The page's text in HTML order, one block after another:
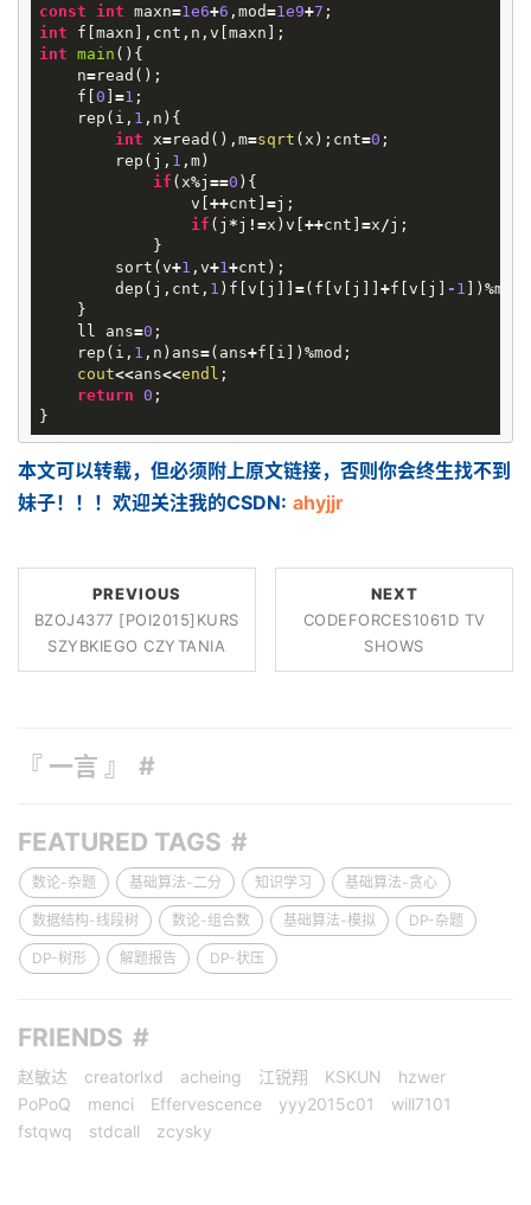
const
int maxn=1e6+6 , mod=1e9+7 ;
int
f [maxn ], cnt , n , v [maxn ];
int main () {
n=read ();
f [0 ] =1 ;
rep ( i , 1 , n ){
int
x=read (), m=sqrt ( x ); cnt=0 ;
rep ( j , 1 , m)
if ( x%j ==0 ){
v [++cnt ] =j ;
if ( j *j !=x ) v [++cnt ] =x /j ;
}
sort (v+1 , v+1 +cnt );
dep ( j , cnt , 1 ) f [v [ j ]] =( f [v [ j ]] +f [v [ j ] - 1 ]) %mod
}
ll
ans=0 ;
rep ( i , 1 , n ) ans=( ans+f [ i ]) %mod ;
cout<<ans<<endl ;
return 0 ;
}
本文可以转载，但必须附上原文链接，否则你会终生找不到
妹子！！！欢迎关注我的CSDN: ahyjjr
PREVIOUS
BZOJ4377 [POI2015]KURS
SZYBKIEGO CZYTANIA
NEXT
CODEFORCES1061D TV
SHOWS
『 一言 』
FEATURED TAGS
数论-杂题 基础算法-二分 知识学习 基础算法-贪心
数据结构-线段树 数论-组合数 基础算法-模拟 DP-杂题
DP-树形 解题报告 DP-状压
FRIENDS
赵敏达 creatorlxd acheing 江锐翔 KSKUN
hzwer
PoPoQ
menci Effervescence yyy2015c01
will7101
fstqwq
stdcall zcysky